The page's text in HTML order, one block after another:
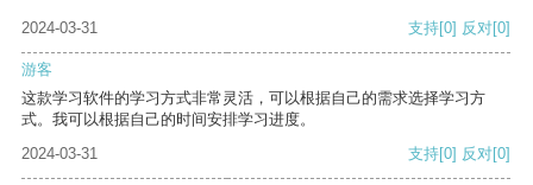
2024-03-31 支持[0] 反对[0]
游客
这款学习软件的学习方式非常灵活，可以根据自己的需求选择学习方
式。我可以根据自己的时间安排学习进度。
2024-03-31
支持[0] 反对[0]